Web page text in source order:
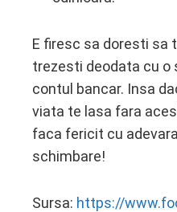
E firesc sa doresti sa
trezesti deodata cu o
contul bancar. Insa
viata te lasa fara
faca fericit cu
schimbare!
Sursa: https://